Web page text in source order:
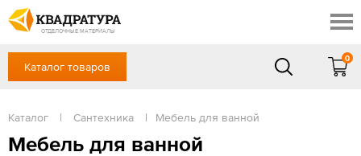
ОТДЕЛОЧНЫЕ МАТЕРИАЛЫ
Скидки
Акции
Готовые решения
Доставка и оплата
Отзывы
+7 (863) 309-13-16
Сб, Вс — выходной
ЗАКАЗАТЬ ЗВОНОК
Каталог товаров
0
Каталог | Сантехника | Мебель для ванной
Мебель для ванной